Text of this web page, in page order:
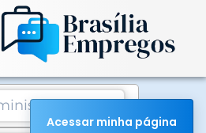
Acessar minha página